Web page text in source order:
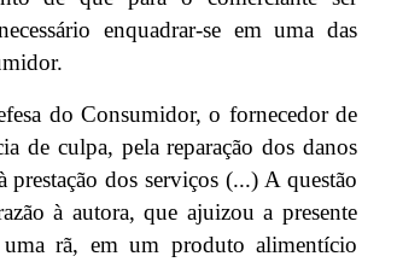
enquadrar-se em uma das
do Consumidor, o fornecedor de
de culpa, pela reparação dos danos
dos serviços (...) A questão
à autora, que ajuizou a presente
rã, em um produto alimentício